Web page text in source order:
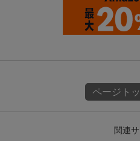
ページト
関連